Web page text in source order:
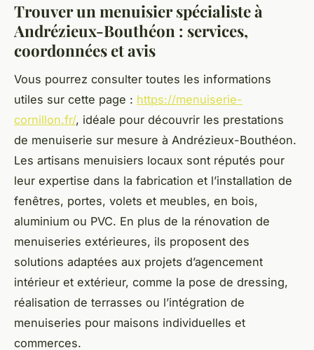
Trouver un menuisier spécialiste à
Andrézieux-Bouthéon : services,
coordonnées et avis
Vous pourrez consulter toutes les informations
utiles sur cette page : https://menuiserie-
cornillon.fr/, idéale pour découvrir les prestations
de menuiserie sur mesure à Andrézieux-Bouthéon.
Les artisans menuisiers locaux sont réputés pour
leur expertise dans la fabrication et l’installation de
fenêtres, portes, volets et meubles, en bois,
aluminium ou PVC. En plus de la rénovation de
menuiseries extérieures, ils proposent des
solutions adaptées aux projets d’agencement
intérieur et extérieur, comme la pose de dressing,
réalisation de terrasses ou l’intégration de
menuiseries pour maisons individuelles et
commerces.